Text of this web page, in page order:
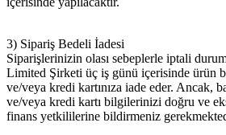
3) Sipariş Bedeli İadesi
Siparişlerinizin olası sebeplerle iptali
Limited Şirketi üç iş günü içerisinde ürün
ve/veya kredi kartınıza iade eder. Ancak,
ve/veya kredi kartı bilgilerinizi doğru ve
finans yetkililerine bildirmeniz